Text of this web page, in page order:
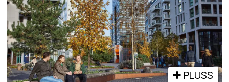
PLUSS